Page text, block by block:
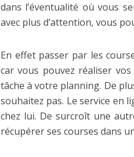
dans l’éventualité où vous
avec plus d’attention, vous
En effet passer par les
car vous pouvez réaliser
tâche à votre planning. De
souhaitez pas. Le service en
chez lui. De surcroît une
récupérer ses courses dans